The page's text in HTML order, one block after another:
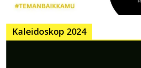
Kaleidoskop 2024